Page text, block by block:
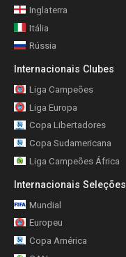
Inglaterra
Itália
Rússia
Internacionais Clubes
Liga Campeões
Liga Europa
Copa Libertadores
Copa Sudamericana
Liga Campeões África
Internacionais Seleções
Mundial
Europeu
Copa América